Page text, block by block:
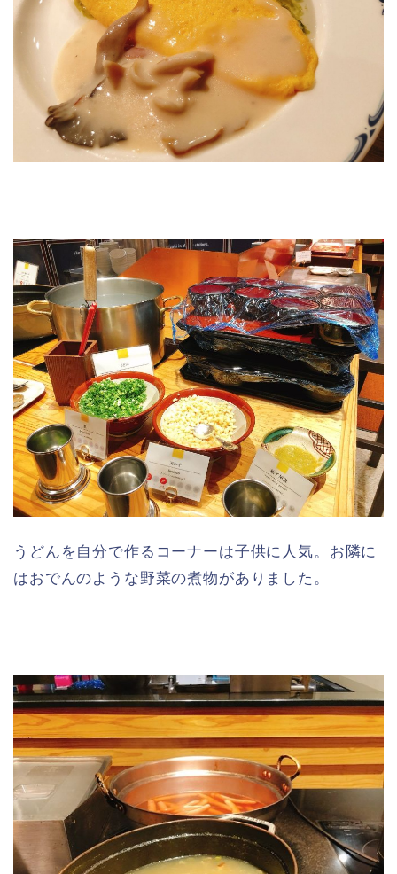
うどんを自分で作るコーナーは子供に人気。お隣に
はおでんのような野菜の煮物がありました。